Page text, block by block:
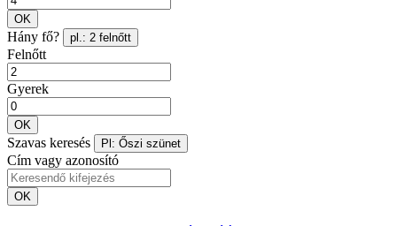
OK
Hány fő? pl.: 2 felnőtt
Felnőtt
Gyerek
OK
Szavas keresés Pl: Őszi szünet
Cím vagy azonosító
OK